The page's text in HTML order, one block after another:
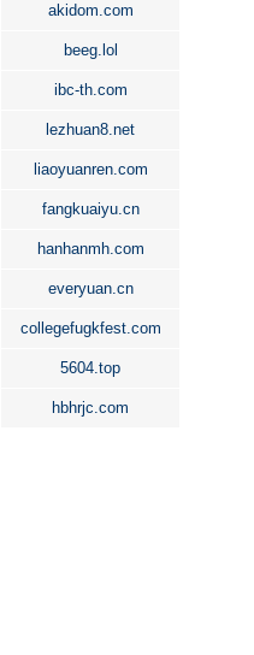
akidom.com
beeg.lol
ibc-th.com
lezhuan8.net
liaoyuanren.com
fangkuaiyu.cn
hanhanmh.com
everyuan.cn
collegefugkfest.com
5604.top
hbhrjc.com